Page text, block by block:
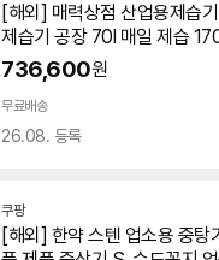
[해외] 매력상점 산업용제습기
제습기 공장 70l 매일 제습
736,600원
무료배송
26.08. 등록
쿠팡
[해외] 한약 스텐 업소용 중탕